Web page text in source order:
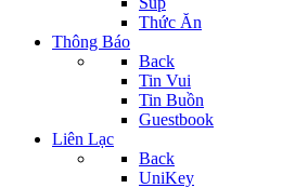
Thức Ăn
Thông Báo
Back
Tin Vui
Tin Buồn
Guestbook
Liên Lạc
Back
UniKey